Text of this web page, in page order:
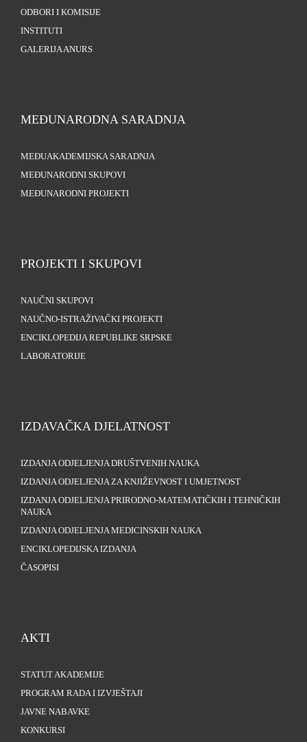
ODBORI I KOMISIJE
INSTITUTI
GALERIJA ANURS
MEĐUNARODNA SARADNJA
MEĐUAKADEMIJSKA SARADNJA
MEĐUNARODNI SKUPOVI
MEĐUNARODNI PROJEKTI
PROJEKTI I SKUPOVI
NAUČNI SKUPOVI
NAUČNO-ISTRAŽIVAČKI PROJEKTI
ENCIKLOPEDIJA REPUBLIKE SRPSKE
LABORATORIJE
IZDAVAČKA DJELATNOST
IZDANJA ODJELJENJA DRUŠTVENIH NAUKA
IZDANJA ODJELJENJA ZA KNJIŽEVNOST I UMJETNOST
IZDANJA ODJELJENJA PRIRODNO-MATEMATIČKIH I TEHNIČKIH
NAUKA
IZDANJA ODJELJENJA MEDICINSKIH NAUKA
ENCIKLOPEDIJSKA IZDANJA
ČASOPISI
AKTI
STATUT AKADEMIJE
PROGRAM RADA I IZVJEŠTAJI
JAVNE NABAVKE
KONKURSI